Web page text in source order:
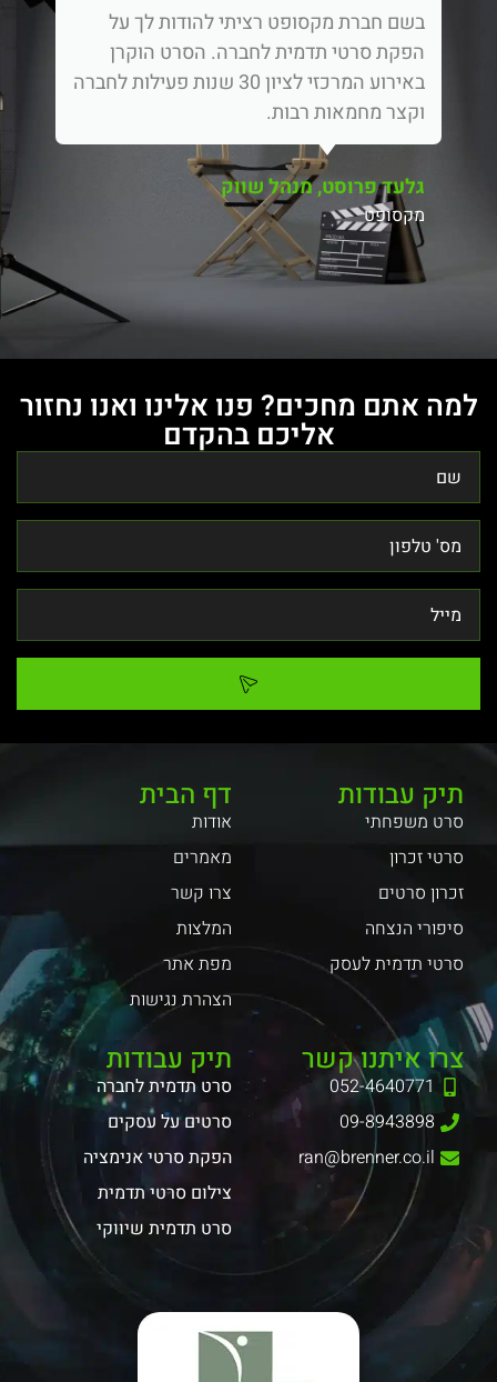
בשם חברת מקסופט רציתי להודות לך על
הפקת סרטי תדמית לחברה. הסרט הוקרן
באירוע המרכזי לציון 30 שנות פעילות לחברה
וקצר מחמאות רבות.
גלעד פרוסט, מנהל שווק
מקסופט
למה אתם מחכים? פנו אלינו ואנו נחזור
אליכם בהקדם
דף הבית
אודות
מאמרים
צרו קשר
המלצות
מפת אתר
הצהרת נגישות
תיק עבודות
סרט משפחתי
סרטי זכרון
זכרון סרטים
סיפורי הנצחה
סרטי תדמית לעסק
תיק עבודות
סרט תדמית לחברה
סרטים על עסקים
הפקת סרטי אנימציה
צילום סרטי תדמית
סרט תדמית שיווקי
צרו איתנו קשר
052-4640771
09-8943898
ran@brenner.co.il